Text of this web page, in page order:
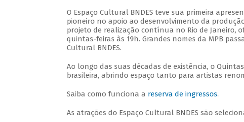
O Espaço Cultural BNDES teve sua primeira
pioneiro no apoio ao desenvolvimento da
projeto de realização contínua no Rio de Janeiro,
quintas-feiras às 19h. Grandes nomes da MPB
Cultural BNDES.
Ao longo das suas décadas de existência, o
brasileira, abrindo espaço tanto para artistas
Saiba como funciona a reserva de ingressos.
As atrações do Espaço Cultural BNDES são